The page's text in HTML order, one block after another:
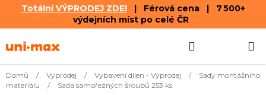
Totální VÝPRODEJ ZDE!| Férová cena | 7 500+
výdejních míst po celé ČR
na
KOŠÍK
Domů / Výprodej / Vybavení dílen - Výprodej /
Sady montážního
materiálu
/ Sada samořezných šroubů 253 ks